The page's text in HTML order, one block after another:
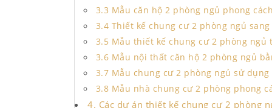
3.3 Mẫu căn hộ 2 phòng ngủ phong
3.4 Thiết kế chung cư 2 phòng ngủ
3.5 Mẫu thiết kế chung cư 2 phòng ngủ
3.6 Mẫu nội thất căn hộ 2 phòng ngủ
3.7 Mẫu chung cư 2 phòng ngủ sử
3.8 Mẫu nhà chung cư 2 phòng phong
4. Các dự án thiết kế chung cư 2 phòng